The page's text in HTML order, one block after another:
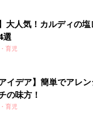
__aochan.cafe」
ボカドクリームパス
ト煮て、茹でておいた
大人気！カルディの
選
育児
イデア】簡単でアレ
の味方！
育児